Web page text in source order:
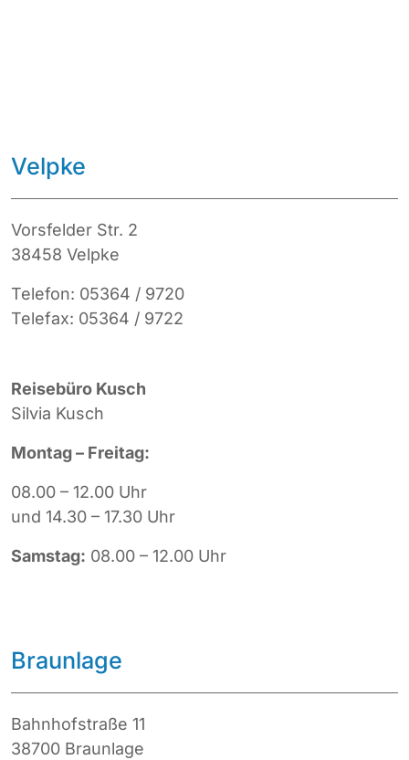
Velpke
Vorsfelder Str. 2
38458 Velpke
Telefon: 05364 / 9720
Telefax: 05364 / 9722
Reisebüro Kusch
Silvia Kusch
Montag – Freitag:
08.00 – 12.00 Uhr
und 14.30 – 17.30 Uhr
Samstag: 08.00 – 12.00 Uhr
Braunlage
Bahnhofstraße 11
38700 Braunlage